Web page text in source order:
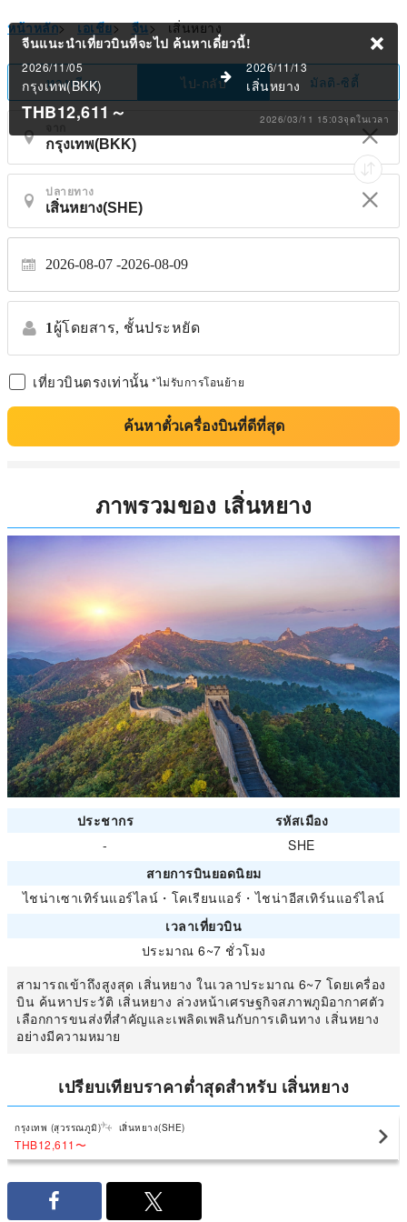
หน้าหลัก> เอเชีย> จีน> เสิ่นหยาง
ทางเดียว ไป-กลับ มัลติ-ซิตี้
ปลายทาง
2026-08-07 2026-08-09
1 ผู้โดยสาร, ชั้นประหยัด
เที่ยวบินตรงเท่านั้น *ไม่รับการโอนย้าย
ค้นหาตั๋วเครื่องบินที่ดีที่สุด
จีนแนะนำเที่ยวบินที่จะไป ค้นหาเดี๋ยวนี้!
2026/11/05
กรุงเทพ(BKK)
2026/11/13
เสิ่นหยาง
THB12,611 ～ 2026/03/11 15:03จุดในเวลา
ภาพรวมของ เสิ่นหยาง
ประชากร
รหัสเมือง
-
SHE
สายการบินยอดนิยม
ไชน่าเซาเทิร์นแอร์ไลน์ ・ โคเรียนแอร์ ・ไชน่าอีสเทิร์นแอร์ไลน์
เวลาเที่ยวบิน
ประมาณ 6~7 ชั่วโมง
สามารถเข้าถึงสูงสุด เสิ่นหยาง ในเวลาประมาณ 6~7 โดยเครื่อง
บิน ค้นหาประวัติ เสิ่นหยาง ล่วงหน้าเศรษฐกิจสภาพภูมิอากาศตัว
เลือกการขนส่งที่สำคัญและเพลิดเพลินกับการเดินทาง เสิ่นหยาง
อย่างมีความหมาย
เปรียบเทียบราคาต่ำสุดสำหรับ เสิ่นหยาง
กรุงเทพ (สุวรรณภูมิ) เสิ่นหยาง(SHE)
THB12,611〜